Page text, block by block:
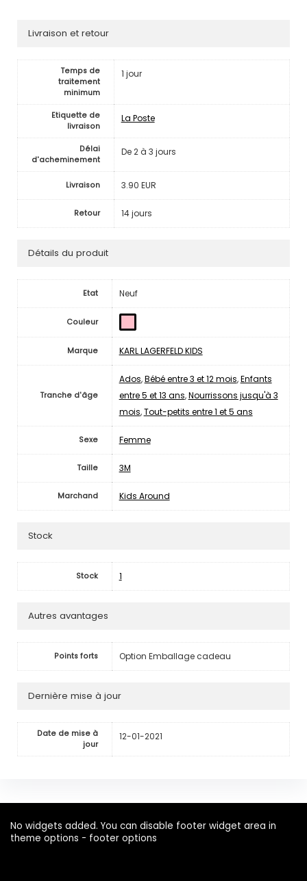
Livraison et retour
Temps de
traitement
minimum
1 jour
Etiquette de
livraison
La Poste
Délai
d'acheminement
De 2 à 3 jours
Livraison 3.90 EUR
Retour 14 jours
Détails du produit
Etat Neuf
Couleur
Marque KARL LAGERFELD KIDS
Tranche d'âge
Ados,Bébé entre 3 et 12 mois,Enfants
entre 5 et 13 ans,Nourrissons jusqu'à 3
mois,Tout-petits entre 1 et 5 ans
Sexe Femme
Taille 3M
Marchand Kids Around
Stock
Stock 1
Autres avantages
Points forts Option Emballage cadeau
Dernière mise à jour
Date de mise à
jour
12-01-2021
No widgets added. You can disable footer widget area in
theme options - footer options